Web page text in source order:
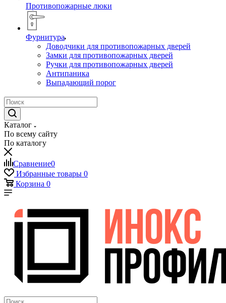
Противопожарные люки
Фурнитура
Доводчики для противопожарных дверей
Замки для противопожарных дверей
Ручки для противопожарных дверей
Антипаника
Выпадающий порог
Каталог
По всему сайту
По каталогу
Сравнение0
Избранные товары 0
Корзина 0